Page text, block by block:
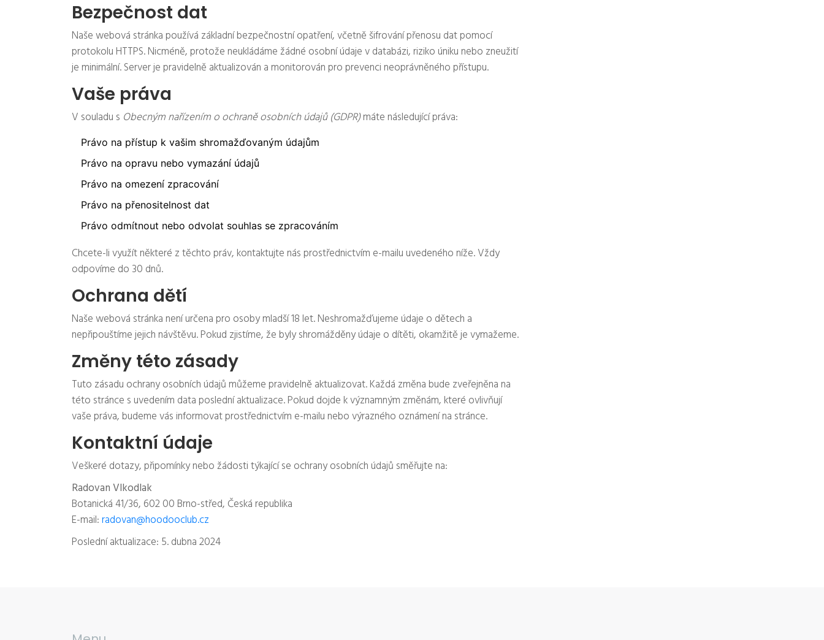
Bezpečnost dat
Naše webová stránka používá základní bezpečnostní opatření, včetně šifrování přenosu dat pomocí
protokolu HTTPS. Nicméně, protože neukládáme žádné osobní údaje v databázi, riziko úniku nebo zneužití
je minimální. Server je pravidelně aktualizován a monitorován pro prevenci neoprávněného přístupu.
Vaše práva
V souladu s Obecným nařízením o ochraně osobních údajů (GDPR)máte následující práva:
Právo na přístup k vašim shromažďovaným údajům
Právo na opravu nebo vymazání údajů
Právo na omezení zpracování
Právo na přenositelnost dat
Právo odmítnout nebo odvolat souhlas se zpracováním
Chcete-li využít některé z těchto práv, kontaktujte nás prostřednictvím e-mailu uvedeného níže. Vždy
odpovíme do 30 dnů.
Ochrana dětí
Naše webová stránka není určena pro osoby mladší 18 let. Neshromažďujeme údaje o dětech a
nepřipouštíme jejich návštěvu. Pokud zjistíme, že byly shromážděny údaje o dítěti, okamžitě je vymažeme.
Změny této zásady
Tuto zásadu ochrany osobních údajů můžeme pravidelně aktualizovat. Každá změna bude zveřejněna na
této stránce s uvedením data poslední aktualizace. Pokud dojde k významným změnám, které ovlivňují
vaše práva, budeme vás informovat prostřednictvím e-mailu nebo výrazného oznámení na stránce.
Kontaktní údaje
Veškeré dotazy, připomínky nebo žádosti týkající se ochrany osobních údajů směřujte na:
Radovan Vlkodlak
Botanická 41/36, 602 00 Brno-střed, Česká republika
E-mail:radovan@hoodooclub.cz
Poslední aktualizace: 5. dubna 2024